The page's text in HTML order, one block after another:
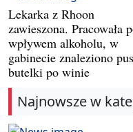
Lekarka z Rhoon
zawieszona. Pracowała
wpływem alkoholu, w
gabinecie znaleziono
butelki po winie
Najnowsze w